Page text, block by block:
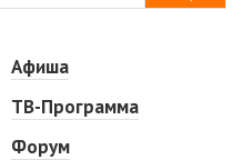
Афиша
ТВ-Программа
Форум